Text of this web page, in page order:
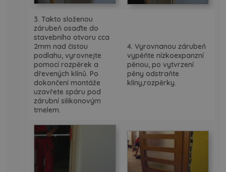
3. Takto složenou
zárubeň osaďte do
stavebního otvoru cca
2mm nad čistou
podlahu, vyrovnejte
pomocí rozpěrek a
dřevených klínů. Po
dokončení montáže
uzavřete spáru pod
zárubní silikonovým
tmelem.
4. Vyrovnanou zárubeň
vypěňte nízkoexpanzní
pěnou, po vytvrzení
pěny odstraňte
klíny,rozpěrky.